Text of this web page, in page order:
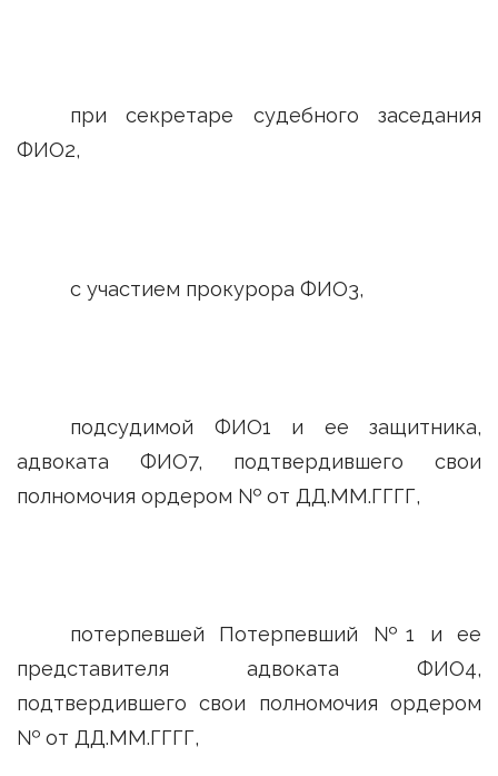
при секретаре судебного заседания
ФИО2,
с участием прокурора ФИО3,
подсудимой ФИО1 и ее защитника,
адвоката ФИО7, подтвердившего свои
полномочия ордером № от ДД.ММ.ГГГГ,
потерпевшей Потерпевший №1 и ее
представителя адвоката ФИО4,
подтвердившего свои полномочия ордером
№ от ДД.ММ.ГГГГ,